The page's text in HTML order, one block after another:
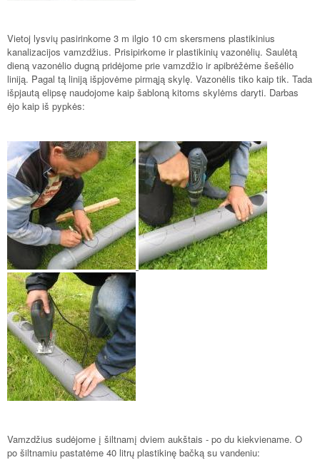
Vietoj lysvių pasirinkome 3 m ilgio 10 cm skersmens plastikinius
kanalizacijos vamzdžius. Prisipirkome ir plastikinių vazonėlių. Saulėtą
dieną vazonėlio dugną pridėjome prie vamzdžio ir apibrėžėme šešėlio
liniją. Pagal tą liniją išpjovėme pirmąją skylę. Vazonėlis tiko kaip tik. Tada
išpjautą elipsę naudojome kaip šabloną kitoms skylėms daryti. Darbas
ėjo kaip iš pypkės:
Vamzdžius sudėjome į šiltnamį dviem aukštais - po du kiekviename. O
po šiltnamiu pastatėme 40 litrų plastikinę bačką su vandeniu: